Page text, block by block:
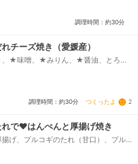
調理時間：約30分
チーズ焼き（愛媛産）
、★味噌、★みりん、★醤油、とろけ
、パセリ
調理時間：約30分 つくったよ 2
れで♥はんぺんと厚揚げ焼き
げ、プルコギのたれ（甘口）、プル
）、とろけるチーズ、マヨネーズ